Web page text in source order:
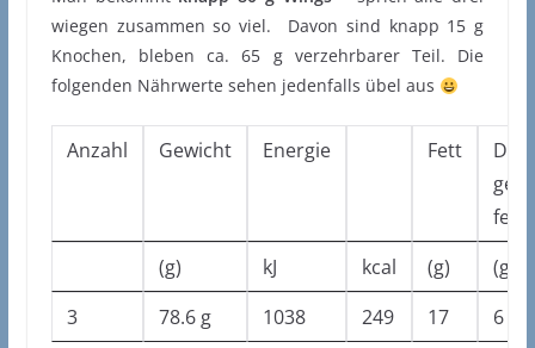
wiegen zusammen so viel. Davon sind knapp 15 g
Knochen, bleben ca. 65 g verzehrbarer Teil. Die
folgenden Nährwerte sehen jedenfalls übel aus
Anzahl Gewicht Energie Fett
ges.
(g)
kJ kcal (g)
(g)
3
78.6 g 1038 249 17 6